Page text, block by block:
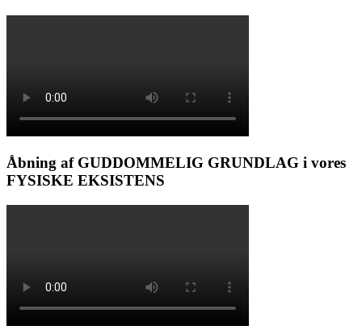
Åbning af GUDDOMMELIG GRUNDLAG i vores
FYSISKE EKSISTENS